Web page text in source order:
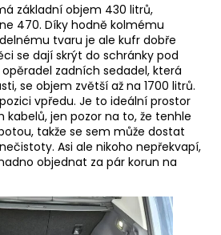
základní objem 430 litrů,
470. Díky hodně kolmému
tvaru je ale kufr dobře
se dají skrýt do schránky pod
zadních sedadel, která
se objem zvětší až na 1700 litrů.
vpředu. Je to ideální prostor
jen pozor na to, že tenhle
takže se sem může dostat
Asi ale nikoho nepřekvapí,
objednat za pár korun na